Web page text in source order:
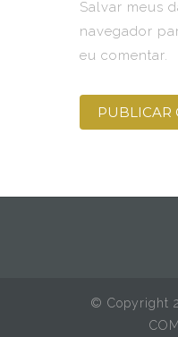
Salvar meus
navegador
eu comentar.
© Copyright